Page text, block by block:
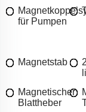
für Pumpen
Magnetstab
Magnetischer
Blattheber